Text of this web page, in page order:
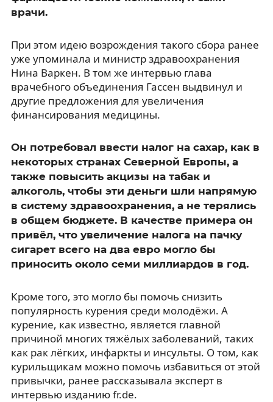
врачи.
При этом идею возрождения такого сбора ранее
уже упоминала и министр здравоохранения
Нина Варкен. В том же интервью глава
врачебного объединения Гассен выдвинул и
другие предложения для увеличения
финансирования медицины.
Он потребовал ввести налог на сахар, как в
некоторых странах Северной Европы, а
также повысить акцизы на табак и
алкоголь, чтобы эти деньги шли напрямую
в систему здравоохранения, а не терялись
в общем бюджете. В качестве примера он
привёл, что увеличение налога на пачку
сигарет всего на два евро могло бы
приносить около семи миллиардов в год.
Кроме того, это могло бы помочь снизить
популярность курения среди молодёжи. А
курение, как известно, является главной
причиной многих тяжёлых заболеваний, таких
как рак лёгких, инфаркты и инсульты. О том, как
курильщикам можно помочь избавиться от этой
привычки, ранее рассказывала эксперт в
интервью изданию fr.de.